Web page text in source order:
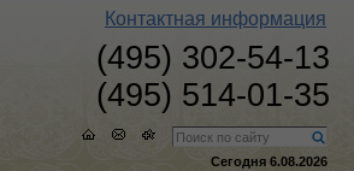
Контактная информация
(495) 302-54-13
(495) 514-01-35
Сегодня 6.08.2026